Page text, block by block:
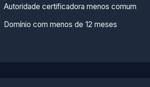
Autoridade certificadora menos comum
Domínio com menos de 12 meses